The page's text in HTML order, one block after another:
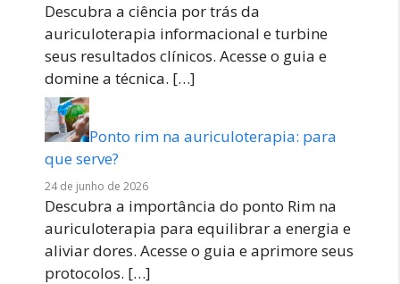
Descubra a ciência por trás da
auriculoterapia informacional e turbine
seus resultados clínicos. Acesse o guia e
domine a técnica. […]
Ponto rim na auriculoterapia: para
que serve?
24 de junho de 2026
Descubra a importância do ponto Rim na
auriculoterapia para equilibrar a energia e
aliviar dores. Acesse o guia e aprimore seus
protocolos. […]